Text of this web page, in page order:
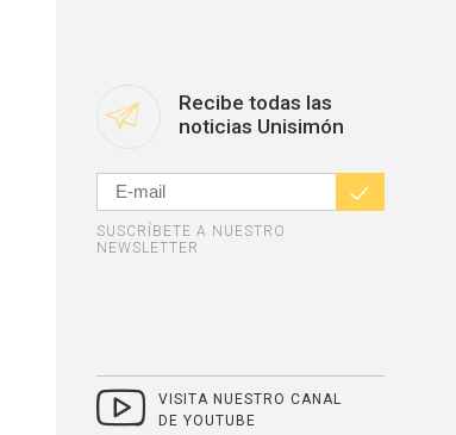
Recibe todas las
noticias Unisimón
SUSCRÍBETE A NUESTRO
NEWSLETTER
VISITA NUESTRO CANAL
DE YOUTUBE